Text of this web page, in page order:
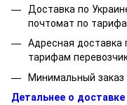
Доставка по
почтомат по
Адресная доставка
тарифам
Минимальный заказ
Детальнее о доставке